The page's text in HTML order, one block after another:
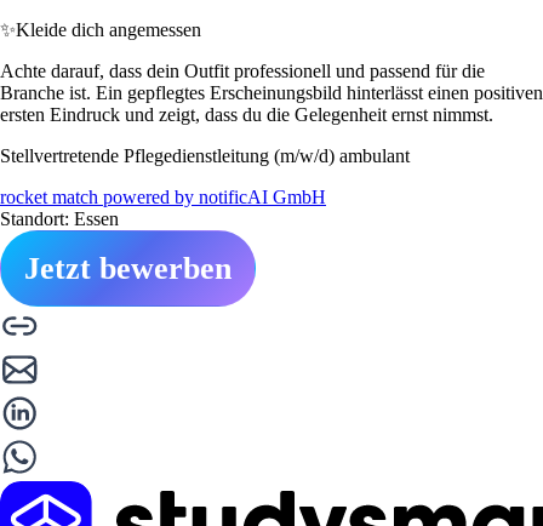
✨Kleide dich angemessen
Achte darauf, dass dein Outfit professionell und passend für die
Branche ist. Ein gepflegtes Erscheinungsbild hinterlässt einen positiven
ersten Eindruck und zeigt, dass du die Gelegenheit ernst nimmst.
Stellvertretende Pflegedienstleitung (m/w/d) ambulant
rocket match powered by notificAI GmbH
Standort: Essen
Jetzt bewerben